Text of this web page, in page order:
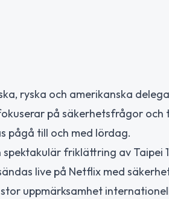
ryska och amerikanska
på säkerhetsfrågor
pågå till och med lördag.
friklättring av Taipei
live på Netflix med
uppmärksamhet